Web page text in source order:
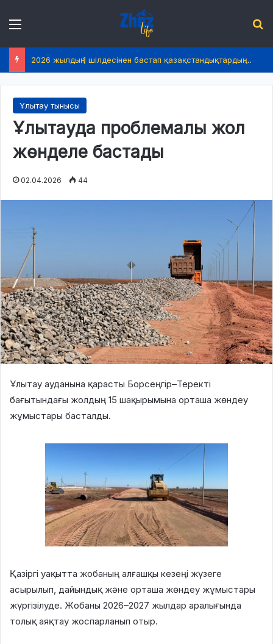
2026 жылдың 1 шілдесінен бастап қазақстандықтардың өмірінде не өзгереді?
Ұлытау тынысы
Ұлытауда проблемалы жол
жөнделе бастады
02.04.2026 44
Ұлытау ауданына қарасты Борсеңгір–Теректі
бағытындағы жолдың 15 шақырымына орташа жөндеу
жұмыстары басталды.
Қазіргі уақытта жобаның алғашқы кезеңі жүзеге
асырылып, дайындық және орташа жөндеу жұмыстары
жүргізілуде. Жобаны 2026–2027 жылдар аралығында
толық аяқтау жоспарланып отыр.